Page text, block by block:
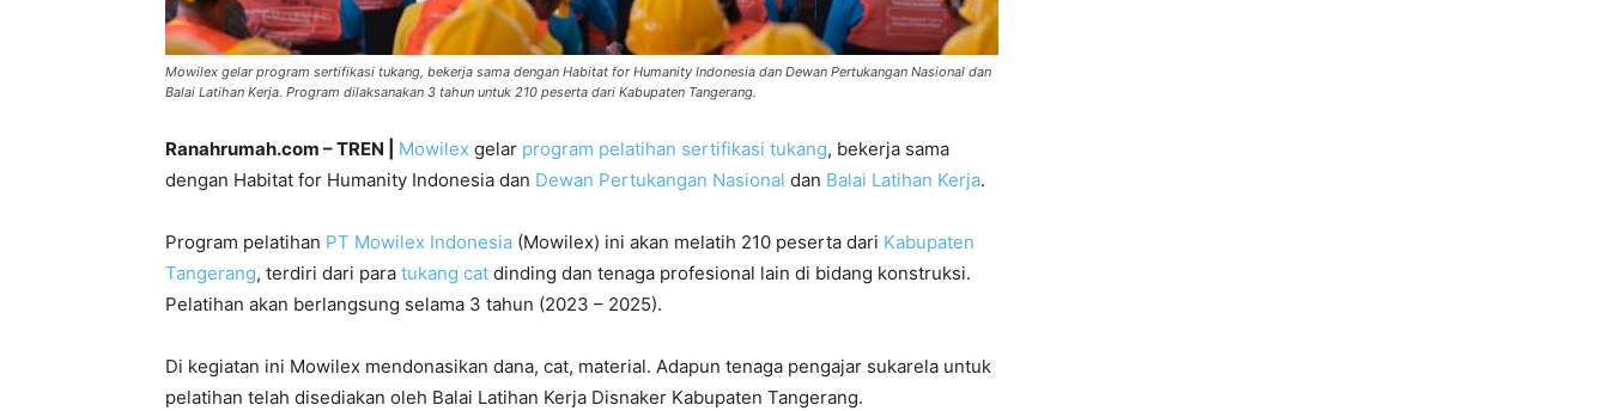
Mowilex gelar program sertifikasi tukang, bekerja sama dengan Habitat for Humanity Indonesia dan Dewan Pertukangan Nasional dan
Balai Latihan Kerja. Program dilaksanakan 3 tahun untuk 210 peserta dari Kabupaten Tangerang.
Ranahrumah.com – TREN | Mowilex gelar program pelatihan sertifikasi tukang, bekerja sama
dengan Habitat for Humanity Indonesia dan Dewan Pertukangan Nasional dan Balai Latihan Kerja.
Program pelatihan PT Mowilex Indonesia (Mowilex) ini akan melatih 210 peserta dari Kabupaten
Tangerang, terdiri dari para tukang cat dinding dan tenaga profesional lain di bidang konstruksi.
Pelatihan akan berlangsung selama 3 tahun (2023 – 2025).
Di kegiatan ini Mowilex mendonasikan dana, cat, material. Adapun tenaga pengajar sukarela untuk
pelatihan telah disediakan oleh Balai Latihan Kerja Disnaker Kabupaten Tangerang.